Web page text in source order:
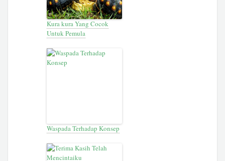
Kura kura Yang Cocok
Untuk Pemula
Waspada Terhadap Konsep